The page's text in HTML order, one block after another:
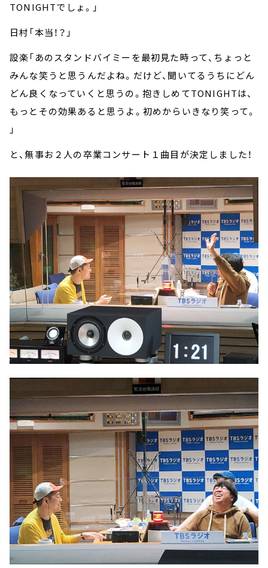
TONIGHTでしょ。」
日村「本当！？」
設楽「あのスタンドバイミーを最初見た時って、ちょっと
みんな笑うと思うんだよね。だけど、聞いてるうちにどん
どん良くなっていくと思うの。抱きしめてTONIGHTは、
もっとその効果あると思うよ。初めからいきなり笑って。
」
と、無事お２人の卒業コンサート１曲目が決定しました！